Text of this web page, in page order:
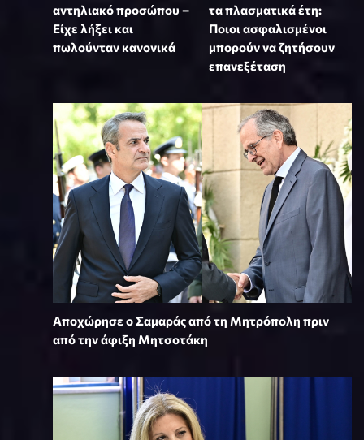
αντηλιακό προσώπου –
Είχε λήξει και
πωλούνταν κανονικά
τα πλασματικά έτη:
Ποιοι ασφαλισμένοι
μπορούν να ζητήσουν
επανεξέταση
Αποχώρησε ο Σαμαράς από τη Μητρόπολη πριν
από την άφιξη Μητσοτάκη